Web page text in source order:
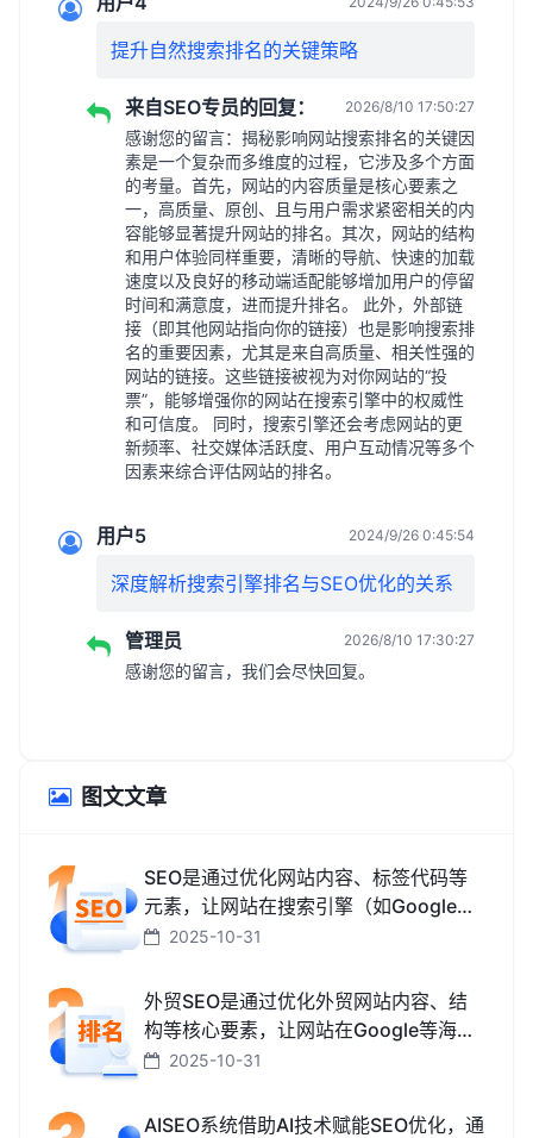
提升自然搜索排名的关键策略
来自SEO专员的回复： 2026/8/10 17:50:27
感谢您的留言：揭秘影响网站搜索排名的关键因
素是一个复杂而多维度的过程，它涉及多个方面
的考量。首先，网站的内容质量是核心要素之
一，高质量、原创、且与用户需求紧密相关的内
容能够显著提升网站的排名。其次，网站的结构
和用户体验同样重要，清晰的导航、快速的加载
速度以及良好的移动端适配能够增加用户的停留
时间和满意度，进而提升排名。 此外，外部链
接（即其他网站指向你的链接）也是影响搜索排
名的重要因素，尤其是来自高质量、相关性强的
网站的链接。这些链接被视为对你网站的“投
票”，能够增强你的网站在搜索引擎中的权威性
和可信度。 同时，搜索引擎还会考虑网站的更
新频率、社交媒体活跃度、用户互动情况等多个
因素来综合评估网站的排名。
用户5 2024/9/26 0:45:54
深度解析搜索引擎排名与SEO优化的关系
管理员 2026/8/10 17:30:27
感谢您的留言，我们会尽快回复。
图文文章
SEO是通过优化网站内容、标签代码等
元素，让网站在搜索引擎（如Google、
百度、搜狗、必应）中排名更靠前，从
2025-10-31
外贸SEO是通过优化外贸网站内容、结
构等核心要素，让网站在Google等海外
搜索引擎中排名靠前，获取海外精准流
2025-10-31
AISEO系统借助AI技术赋能SEO优化，通